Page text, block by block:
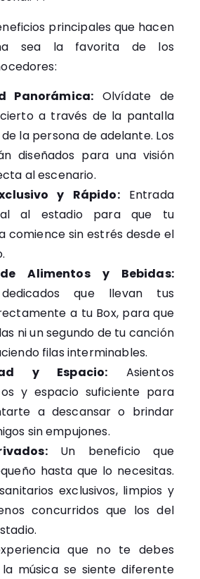
principales que hacen
sea la favorita de los
Panorámica: Olvídate de
a través de la pantalla
la persona de adelante. Los
diseñados para una visión
al escenario.
y Rápido:Entrada
al estadio para que tu
comience sin estrés desde el
Alimentos y Bebidas:
que llevan tus
a tu Box, para que
ni un segundo de tu canción
filas interminables.
y Espacio: Asientos
y espacio suficiente para
a descansar o brindar
sin empujones.
Un beneficio que
hasta que lo necesitas.
exclusivos, limpios y
concurridos que los del
que no te debes
música se siente diferente